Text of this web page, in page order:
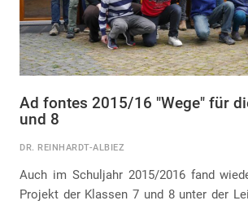
Ad fontes 2015/16 "Wege" für
und 8
DR. REINHARDT-ALBIEZ
Auch im Schuljahr 2015/2016 fand
Projekt der Klassen 7 und 8 unter der